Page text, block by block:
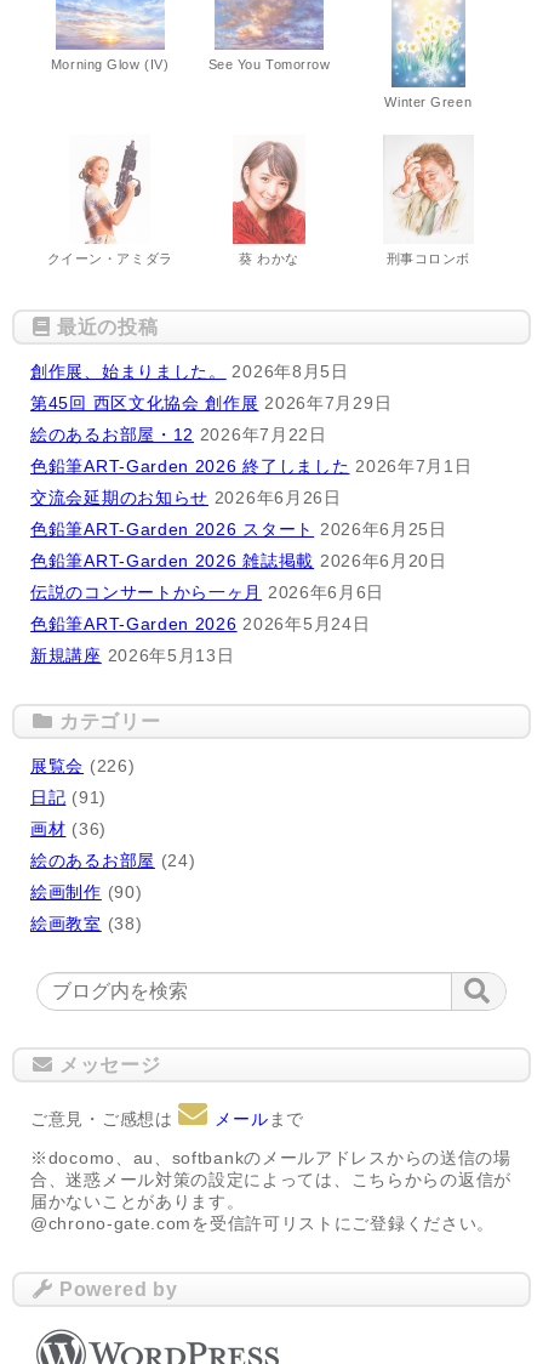
Morning Glow (IV) See You Tomorrow
Winter Green
クイーン・アミダラ 葵 わかな 刑事コロンボ
最近の投稿
創作展、始まりました。
2026年8月5日
第45回 西区文化協会 創作展 2026年7月29日
絵のあるお部屋・12 2026年7月22日
色鉛筆ART-Garden 2026 終了しました 2026年7月1日
交流会延期のお知らせ 2026年6月26日
色鉛筆ART-Garden 2026 スタート
2026年6月25日
色鉛筆ART-Garden 2026 雑誌掲載 2026年6月20日
伝説のコンサートから一ヶ月
2026年6月6日
色鉛筆ART-Garden 2026 2026年5月24日
新規講座 2026年5月13日
カテゴリー
展覧会 (226)
日記 (91)
画材 (36)
絵のあるお部屋 (24)
絵画制作 (90)
絵画教室 (38)
メッセージ
ご意見・ご感想は メール まで
※docomo、au、softbankのメールアドレスからの送信の場
合、迷惑メール対策の設定によっては、こちらからの返信が
届かないことがあります。
@chrono-gate.comを受信許可リストにご登録ください。
Powered by